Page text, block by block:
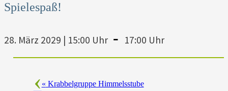
Spielespaß!
28. März 2029 | 15:00 Uhr - 17:00 Uhr
« Krabbelgruppe Himmelsstube